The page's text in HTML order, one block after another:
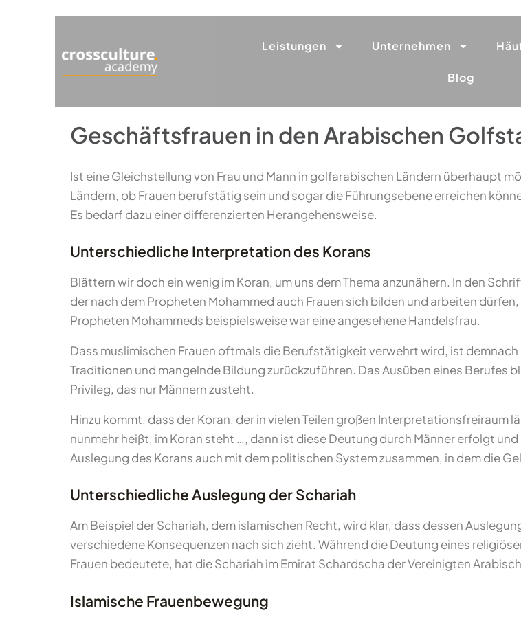
Leistungen Unternehmen
Blog
Geschäftsfrauen in den Arabischen
Ist eine Gleichstellung von Frau und Mann in golfarabischen Ländern überhaupt
Ländern, ob Frauen berufstätig sein und sogar die Führungsebene erreichen
Es bedarf dazu einer differenzierten Herangehensweise.
Unterschiedliche Interpretation des Korans
Blättern wir doch ein wenig im Koran, um uns dem Thema anzunähern. In den
der nach dem Propheten Mohammed auch Frauen sich bilden und arbeiten
Propheten Mohammeds beispielsweise war eine angesehene Handelsfrau.
Dass muslimischen Frauen oftmals die Berufstätigkeit verwehrt wird, ist
Traditionen und mangelnde Bildung zurückzuführen. Das Ausüben eines Berufes
Privileg, das nur Männern zusteht.
Hinzu kommt, dass der Koran, der in vielen Teilen großen Interpretationsfreiraum
nunmehr heißt, im Koran steht …, dann ist diese Deutung durch Männer erfolgt
Auslegung des Korans auch mit dem politischen System zusammen, in dem die
Unterschiedliche Auslegung der Schariah
Am Beispiel der Schariah, dem islamischen Recht, wird klar, dass dessen
verschiedene Konsequenzen nach sich zieht. Während die Deutung eines
Frauen bedeutete, hat die Schariah im Emirat Schardscha der Vereinigten
Islamische Frauenbewegung